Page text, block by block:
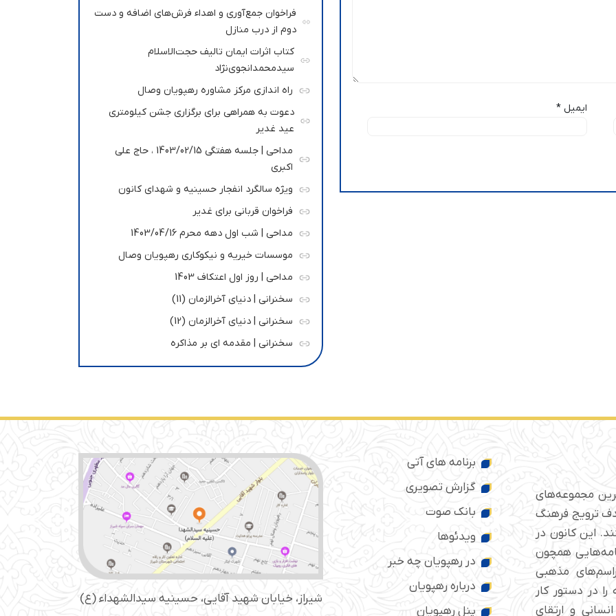
ایمیل *
فراخوان جمع‌آوری و اهداء فرش‌های اضافه و دست
دوم از درب منازل
کتاب اثرات ایمان تالیف حجت‌الاسلام
سیدمحمدانجوی‌نژاد
راه اندازی مرکز مشاوره رهپویان وصال
دعوت به همراهی برای برگزاری جشن کیلومتری
عید غدیر
مداحی | جلسه هفتگی 1403/02/15 ، حاج علی
اکبری
ویژه سالگرد انفجار حسینیه و شهدای کانون
فراخوان قربانی برای غدیر
مداحی | شب اول دهه محرم 1403/04/16
موسسات خیریه و نیکوکاری رهپویان وصال
مداحی | روز اول اعتکاف 1403
سخنرانی | دنیای آخرالزمان (11)
سخنرانی | دنیای آخرالزمان (12)
سخنرانی | مقدمه ای بر مذاکره
مجموعه‌های
ایران است که از سال ۱۳۷۶ با هدف ترویج فرهنگ
این کانون در
همچون
مذهبی
در دستور کار
و ارتقای
برنامه های آتی
گزارش تصویری
بانک صوت
ویدئوها
در رهپویان چه خبر
درباره رهپویان
پنل رهپویان
شیراز، خیابان شهید آقایی، حسینیه سید‌الشهداء (ع)